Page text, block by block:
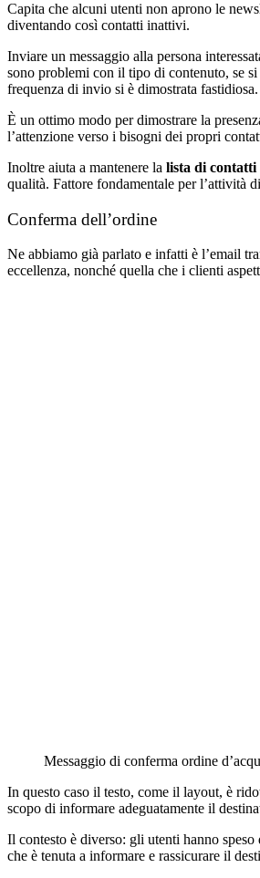
Capita che alcuni utenti non aprono le
diventando così contatti inattivi.
Inviare un messaggio alla persona
sono problemi con il tipo di contenuto, se si
frequenza di invio si è dimostrata fastidiosa.
È un ottimo modo per dimostrare la
l’attenzione verso i bisogni dei propri
Inoltre aiuta a mantenere la lista di contatti
qualità. Fattore fondamentale per l’attività
Conferma dell’ordine
Ne abbiamo già parlato e infatti è l’email
eccellenza, nonché quella che i clienti
Messaggio di conferma ordine
In questo caso il testo, come il layout, è
scopo di informare adeguatamente il
Il contesto è diverso: gli utenti hanno speso
che è tenuta a informare e rassicurare il